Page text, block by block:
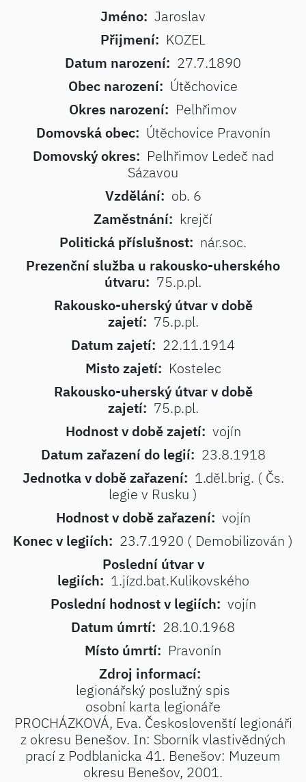
Jméno: Jaroslav
Přijmení: KOZEL
Datum narození: 27.7.1890
Obec narození: Útěchovice
Okres narození: Pelhřimov
Domovská obec: Útěchovice Pravonín
Domovský okres: Pelhřimov Ledeč nad
Sázavou
Vzdělání: ob. 6
Zaměstnání: krejčí
Politická příslušnost: nár.soc.
Prezenční služba u rakousko-uherského
útvaru: 75.p.pl.
Rakousko-uherský útvar v době
zajetí: 75.p.pl.
Datum zajetí: 22.11.1914
Misto zajetí: Kostelec
Rakousko-uherský útvar v době
zajetí: 75.p.pl.
Hodnost v době zajetí: vojín
Datum zařazení do legií: 23.8.1918
Jednotka v době zařazení: 1.děl.brig. ( Čs.
legie v Rusku )
Hodnost v době zařazení: vojín
Konec v legiích: 23.7.1920 ( Demobilizován )
Poslední útvar v
legiích: 1.jízd.bat.Kulikovského
Poslední hodnost v legiích: vojín
Datum úmrtí: 28.10.1968
Místo úmrtí: Pravonín
Zdroj informací:
legionářský poslužný spis
osobní karta legionáře
PROCHÁZKOVÁ, Eva. Českoslovenští legionáři
z okresu Benešov. In: Sborník vlastivědných
prací z Podblanicka 41. Benešov: Muzeum
okresu Benešov, 2001.